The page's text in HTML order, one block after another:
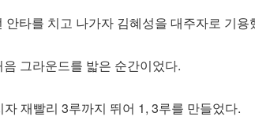
타를 치고 나가자 김혜성을 대주자로 기용
그라운드를 밟은 순간이었다.
재빨리 3루까지 뛰어 1, 3루를 만들었다.